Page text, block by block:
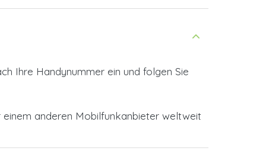
Ihre Handynummer ein und folgen Sie
anderen Mobilfunkanbieter weltweit